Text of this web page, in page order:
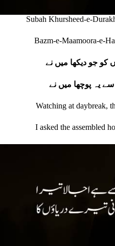
Subah Khursheed-e-
Bazm-e-Maamoora-e-
جو دیکھا میں نے
یہ پوچھا میں نے
Watching at daybreak,
I asked the assembled